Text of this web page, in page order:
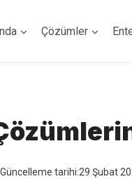
Çözümler
Güncelleme tarihi:29 Şubat